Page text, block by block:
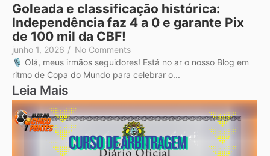
Goleada e classificação histórica:
Independência faz 4 a 0 e garante Pix
de 100 mil da CBF!
junho 1, 2026 / No Comments
🎙️ Olá, meus irmãos seguidores! Está no ar o nosso Blog em
ritmo de Copa do Mundo para celebrar o...
Leia Mais